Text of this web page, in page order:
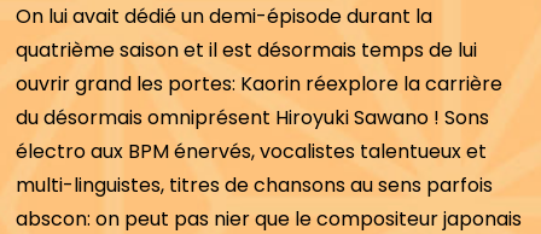
On lui avait dédié un demi-épisode durant la
quatrième saison et il est désormais temps de lui
ouvrir grand les portes: Kaorin réexplore la carrière
du désormais omniprésent Hiroyuki Sawano ! Sons
électro aux BPM énervés, vocalistes talentueux et
multi-linguistes, titres de chansons au sens parfois
abscon: on peut pas nier que le compositeur japonais